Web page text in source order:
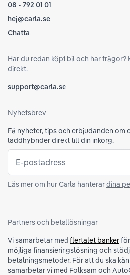
08 - 792 01 01
hej@carla.se
Chatta
Har du redan köpt bil och har frågor?
direkt.
support@carla.se
Nyhetsbrev
Få nyheter, tips och erbjudanden om
laddhybrider direkt till din inkorg.
E-postadress
Läs mer om hur Carla hanterardina
Partners och betallösningar
Vi samarbetar med flertalet banker
möjliga finansieringslösning och
betalningsmetoder. För att du ska
samarbetar vi med Folksam och